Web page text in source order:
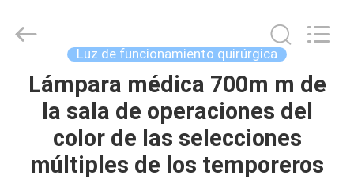
HOGAR
PRODUCTOS
Luz de funcionamiento quirúrgica
Lámpara médica 700m m de
la sala de operaciones del
color de las selecciones
múltiples de los temporeros